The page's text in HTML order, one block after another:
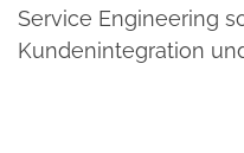
Service Engineering
Kundenintegration